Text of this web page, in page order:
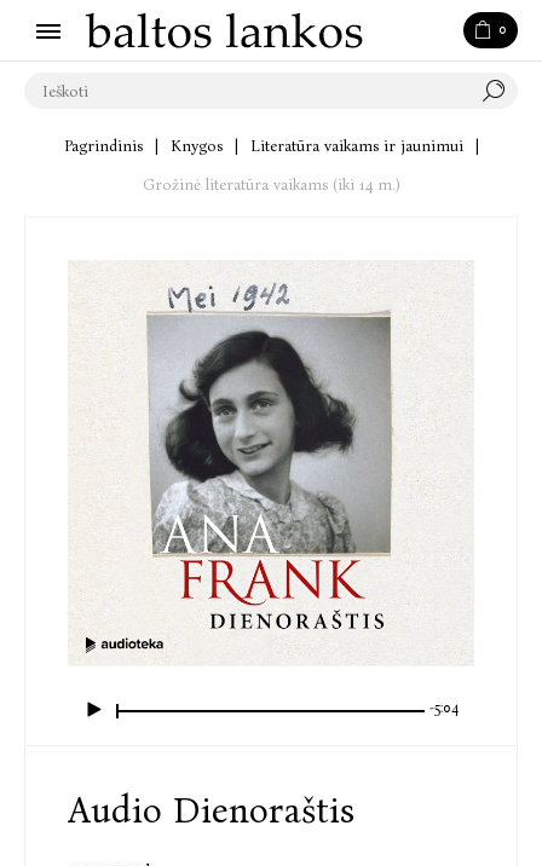
0
Pagrindinis Knygos Literatūra vaikams ir jaunimui
Grožinė literatūra vaikams (iki 14 m.)
-5:04
Audio Dienoraštis